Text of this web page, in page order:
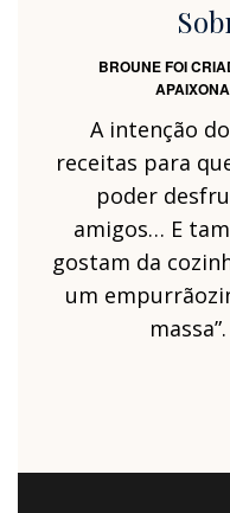
BROUNE FOI
A intenção
receitas para
poder
amigos… E
gostam da
um